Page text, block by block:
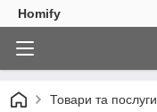
Homify
Товари та послуги